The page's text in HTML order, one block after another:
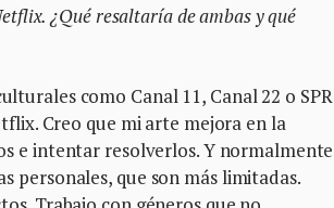
¿Qué resaltaría de ambas y qué
como Canal 11, Canal 22 o SPR
Creo que mi arte mejora en la
e intentar resolverlos. Y normalmente
personales, que son más limitadas.